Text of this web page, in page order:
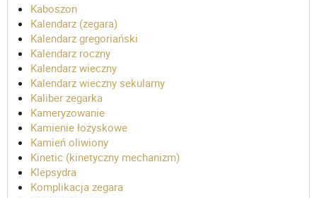
Kaboszon
Kalendarz (zegara)
Kalendarz gregoriański
Kalendarz roczny
Kalendarz wieczny
Kalendarz wieczny sekularny
Kaliber zegarka
Kameryzowanie
Kamienie łożyskowe
Kamień oliwiony
Kinetic (kinetyczny mechanizm)
Klepsydra
Komplikacja zegara